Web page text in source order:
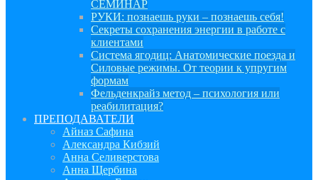
СЕМИНАР
РУКИ: познаешь руки – познаешь себя!
Секреты сохранения энергии в работе с
клиентами
Система ягодиц: Анатомические поезда и
Силовые режимы. От теории к упругим
формам
Фельденкрайз метод – психология или
реабилитация?
ПРЕПОДАВАТЕЛИ
Айназ Сафина
Александра Кибзий
Анна Селиверстова
Анна Щербина